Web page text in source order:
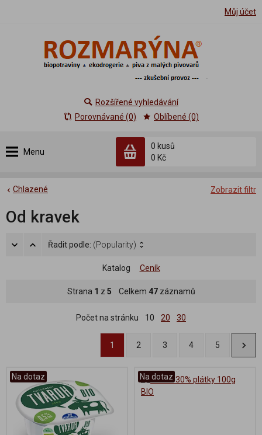
Můj účet
Menu
0 kusů
0 Kč
Rozšířené vyhledávání
Porovnávané (0)
Oblíbené (0)
Zobrazit filtr
Chlazené
Od kravek
Řadit podle: (Popularity)
Katalog Ceník
Strana 1 z 5 Celkem 47záznamů
Počet na stránku 10 20 30
1 2 3 4 5
Na dotaz Na dotaz